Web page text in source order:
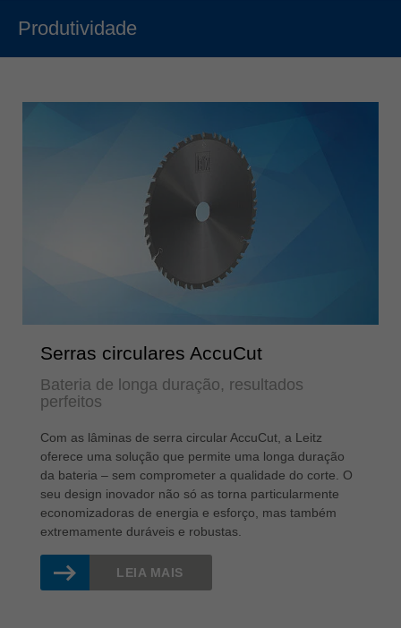
Produtividade
Serras circulares AccuCut
Bateria de longa duração, resultados
perfeitos
Com as lâminas de serra circular AccuCut, a Leitz
oferece uma solução que permite uma longa duração
da bateria – sem comprometer a qualidade do corte. O
seu design inovador não só as torna particularmente
economizadoras de energia e esforço, mas também
extremamente duráveis ​​e robustas.
LEIA MAIS